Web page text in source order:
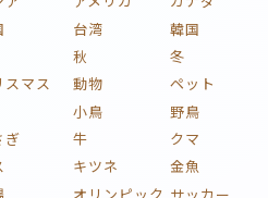
台湾
韓国
秋
冬
スマス 動物
ペット
小鳥
野鳥
ぎ 牛
クマ
キツネ
金魚